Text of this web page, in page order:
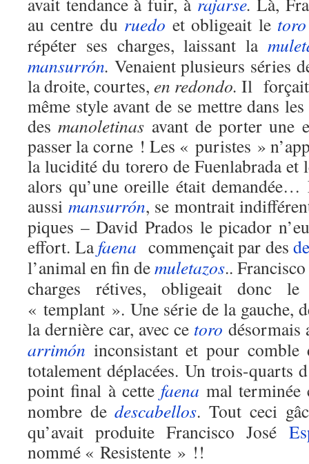
au centre du ruedo et obligeait le toro
répéter ses charges, laissant la
mansurrón. Venaient plusieurs séries
la droite, courtes,en redondo.Il forçait
même style avant de se mettre dans
desmanoletinas avant de porter une
passer la corne ! Les « puristes »
la lucidité du torero de Fuenlabrada et
alors qu’une oreille était
aussi mansurrón, se montrait
piques – David Prados le picador
effort. Lafaena commençait par des
l’animal en fin demuletazos..
charges rétives, obligeait donc
« templant ». Une série de la gauche,
la dernière car, avec ce toro désormais
arrimón inconsistant et pour comble
totalement déplacées. Un trois-quarts
point final à cette faena mal terminée
nombre dedescabellos. Tout ceci
qu’avait produite Francisco José
nommé « Resistente » !!